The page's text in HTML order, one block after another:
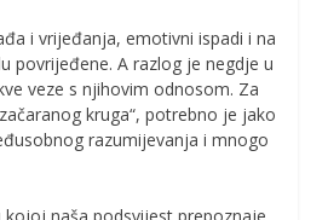
i vrijeđanja, emotivni ispadi i na
povrijeđene. A razlog je negdje u
veze s njihovim odnosom. Za
kruga“, potrebno je jako
razumijevanja i mnogo